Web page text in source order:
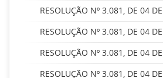
RESOLUÇÃO Nº 3.081, DE 04
RESOLUÇÃO Nº 3.081, DE 04
RESOLUÇÃO Nº 3.081, DE 04
RESOLUÇÃO Nº 3.081, DE 04